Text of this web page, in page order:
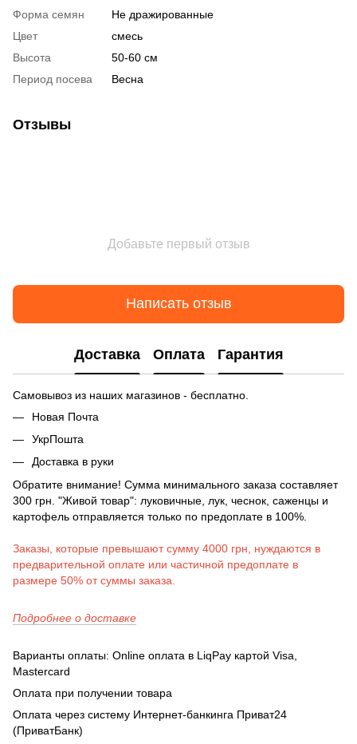
Форма семян
Не дражированные
Цвет
смесь
Высота
50-60 см
Период посева
Весна
Отзывы
Добавьте первый отзыв
Написать отзыв
Доставка Оплата Гарантия
Самовывоз из наших магазинов - бесплатно.
Новая Почта
УкрПошта
Доставка в руки
Обратите внимание! Сумма минимального заказа составляет
300 грн. "Живой товар": луковичные, лук, чеснок, саженцы и
картофель отправляется только по предоплате в 100%.
Заказы, которые превышают сумму 4000 грн, нуждаются в
предварительной оплате или частичной предоплате в
размере 50% от суммы заказа.
Подробнее о доставке
Варианты оплаты: Online оплата в LiqPay картой Visa,
Mastercard
Оплата при получении товара
Оплата через систему Интернет-банкинга Приват24
(ПриватБанк)